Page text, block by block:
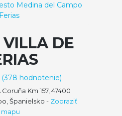
Medina del Campo
DE
(378 hodnotenie)
Km 157, 47400
Španielsko - Zobraziť
mapu